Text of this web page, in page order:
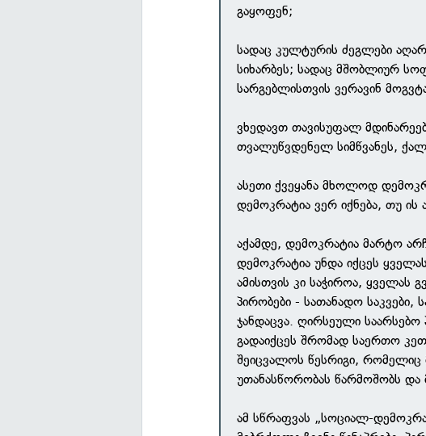
გაყოფენ;
სადაც კულტურის ძეგლები
სიხარბეს; სადაც მშობლიურ
სარგებლისთვის ვერავინ
ვხედავთ თავისუფალ
თვალუწვდენელ სიმწვანეს,
ასეთი ქვეყანა მხოლოდ
დემოკრატია ვერ იქნება, თუ ის
აქამდე, დემოკრატია მარტო
დემოკრატია უნდა იქცეს
ამისთვის კი საჭიროა, ყველას
პირობები - სათანადო საკვები,
ჯანდაცვა. ღირსეული
გადაიქცეს შრომად საერთო
შეიცვალოს წესრიგი,
უთანასწორობას წარმოშობს
ამ სწრაფვას „სოციალ-